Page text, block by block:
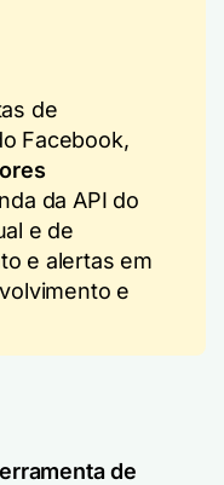
de
Facebook,
da API do
e de
e alertas em
e
de